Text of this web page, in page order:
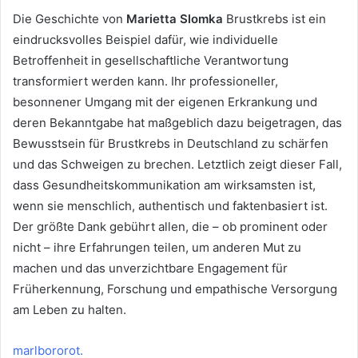
Die Geschichte von Marietta Slomka Brustkrebs ist ein
eindrucksvolles Beispiel dafür, wie individuelle
Betroffenheit in gesellschaftliche Verantwortung
transformiert werden kann. Ihr professioneller,
besonnener Umgang mit der eigenen Erkrankung und
deren Bekanntgabe hat maßgeblich dazu beigetragen, das
Bewusstsein für Brustkrebs in Deutschland zu schärfen
und das Schweigen zu brechen. Letztlich zeigt dieser Fall,
dass Gesundheitskommunikation am wirksamsten ist,
wenn sie menschlich, authentisch und faktenbasiert ist.
Der größte Dank gebührt allen, die – ob prominent oder
nicht – ihre Erfahrungen teilen, um anderen Mut zu
machen und das unverzichtbare Engagement für
Früherkennung, Forschung und empathische Versorgung
am Leben zu halten.
marlbororot.